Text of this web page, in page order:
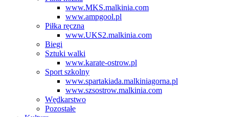
www.MKS.malkinia.com
www.ampgool.pl
Piłka ręczna
www.UKS2.malkinia.com
Biegi
Sztuki walki
www.karate-ostrow.pl
Sport szkolny
www.spartakiada.malkiniagorna.pl
www.szsostrow.malkinia.com
Wędkarstwo
Pozostałe